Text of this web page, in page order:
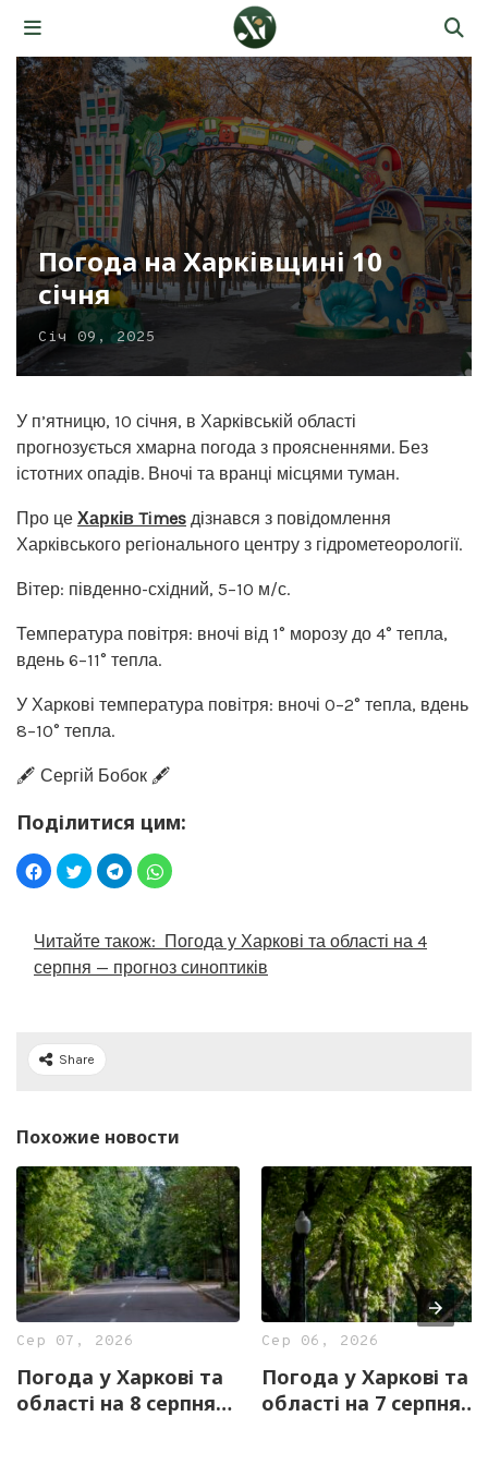
Погода на Харківщині 10
січня
Січ 09, 2025
У п’ятницю, 10 січня, в Харківській області
прогнозується хмарна погода з проясненнями. Без
істотних опадів. Вночі та вранці місцями туман.
Про це Харків Times дізнався з повідомлення
Харківського регіонального центру з гідрометеорології.
Вітер: південно-східний, 5–10 м/с.
Температура повітря: вночі від 1° морозу до 4° тепла,
вдень 6–11° тепла.
У Харкові температура повітря: вночі 0–2° тепла, вдень
8–10° тепла.
🖋️ Сергій Бобок 🖋️
Поділитися цим:
Читайте також: Погода у Харкові та області на 4
серпня — прогноз синоптиків
Share
Похожие новости
Сер 07, 2026
Погода у Харкові та
області на 8 серпня
Сер 06, 2026
Погода у Харкові та
області на 7 серпня